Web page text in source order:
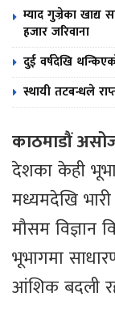
म्याद गुज्रेका खाद्य
हजार जरिवाना
दुई वर्षदेखि
स्थायी तटबन्धले
काठमाडौं
देशका केही
मध्यमदेखि
मौसम विज्ञान
भूभागमा
आंशिक बदली